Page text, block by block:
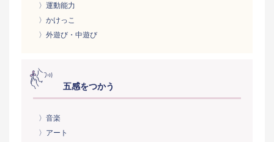
〉運動能力
〉かけっこ
〉外遊び・中遊び
五感をつかう
〉音楽
〉アート